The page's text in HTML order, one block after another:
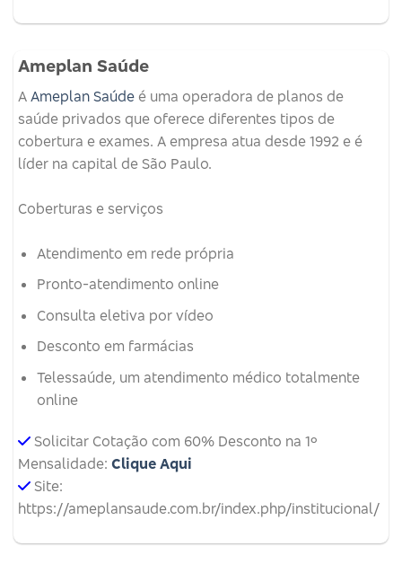
Ameplan Saúde
A Ameplan Saúde é uma operadora de planos de
saúde privados que oferece diferentes tipos de
cobertura e exames. A empresa atua desde 1992 e é
líder na capital de São Paulo.
Coberturas e serviços
Atendimento em rede própria
Pronto-atendimento online
Consulta eletiva por vídeo
Desconto em farmácias
Telessaúde, um atendimento médico totalmente
online
Solicitar Cotação com 60% Desconto na 1º
Mensalidade: Clique Aqui
Site:
https://ameplansaude.com.br/index.php/institucional/